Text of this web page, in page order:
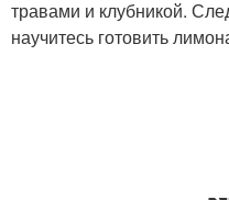
травами и клубникой.
научитесь готовить